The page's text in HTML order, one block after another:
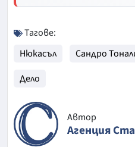
Тагове:
Нюкасъл
Сандро
Дело
Автор
Агенция